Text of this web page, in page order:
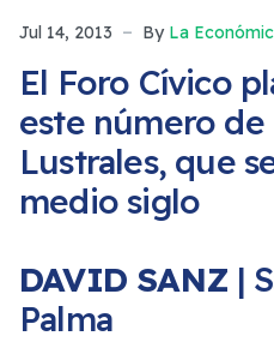
Jul 14, 2013 By La
El Foro Cívico
este número de
Lustrales, que
medio siglo
DAVID SANZ |
Palma